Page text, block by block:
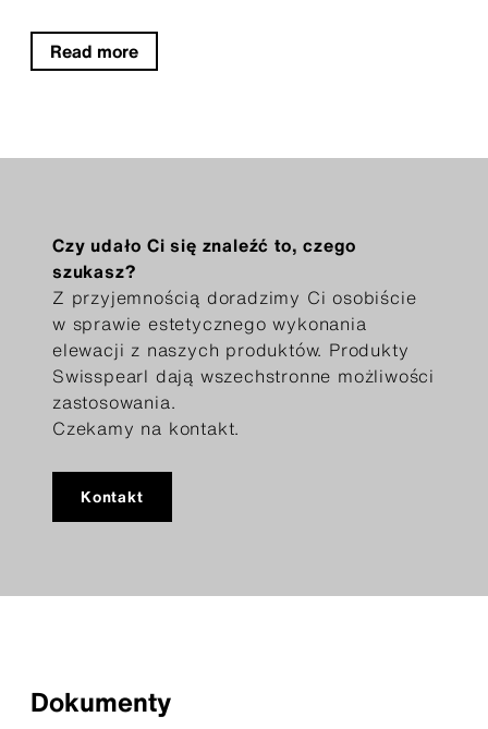
Read more
Czy udało Ci się znaleźć to, czego
szukasz?
Z przyjemnością doradzimy Ci osobiście
w sprawie estetycznego wykonania
elewacji z naszych produktów. Produkty
Swisspearl dają wszechstronne możliwości
zastosowania.
Czekamy na kontakt.
Kontakt
Dokumenty